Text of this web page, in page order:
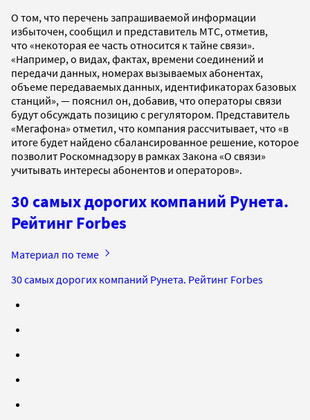
О том, что перечень запрашиваемой информации
избыточен, сообщил и представитель МТС, отметив,
что «некоторая ее часть относится к тайне связи».
«Например, о видах, фактах, времени соединений и
передачи данных, номерах вызываемых абонентах,
объеме передаваемых данных, идентификаторах базовых
станций», — пояснил он, добавив, что операторы связи
будут обсуждать позицию с регулятором. Представитель
«Мегафона» отметил, что компания рассчитывает, что «в
итоге будет найдено сбалансированное решение, которое
позволит Роскомнадзору в рамках Закона «О связи»
учитывать интересы абонентов и операторов».
30 самых дорогих компаний Рунета.
Рейтинг Forbes
Материал по теме
30 самых дорогих компаний Рунета. Рейтинг Forbes